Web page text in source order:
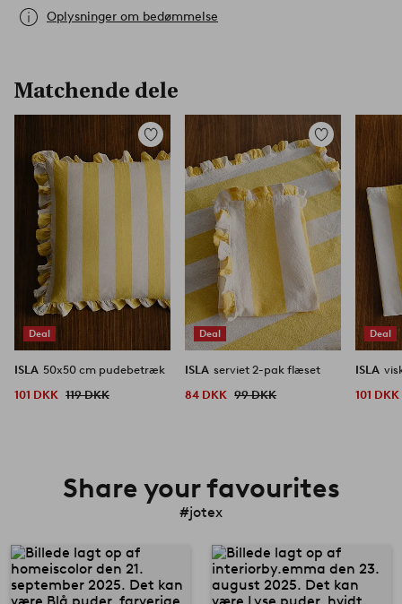
Oplysninger om bedømmelse
Matchende dele
Deal
Tilføj
til
favoritter
ISLA 50x50 cm pudebetræk
101 DKK 119 DKK
Deal
Tilføj
til
favoritter
ISLA serviet 2-pak flæset
84 DKK 99 DKK
Deal
ISLA
101 DKK
Share your favourites
#jotex